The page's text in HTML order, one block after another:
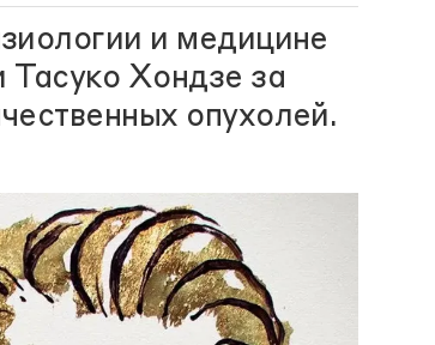
и медицине
Хондзе за
опухолей.